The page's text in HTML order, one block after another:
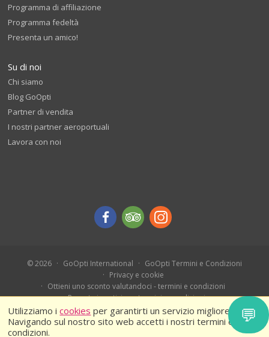
Utilizziamo icookies per garantirti un servizio migliore.
Navigando sul nostro sito web accetti i nostri termini e
condizioni.
Programma di affiliazione
Programma fedeltà
Presenta un amico!
Su di noi
Chi siamo
Blog GoOpti
Partner di vendita
I nostri partner aeroportuali
Lavora con noi
© 2026 GoOpti International
GoOpti Termini e Condizioni
Privacy e cookie
Ottieni uno sconto valutandoci - termini e condizioni
Prenota in anticipo - termini e condizioni
Ferragosto 2026 – Termini e condizioni
💬